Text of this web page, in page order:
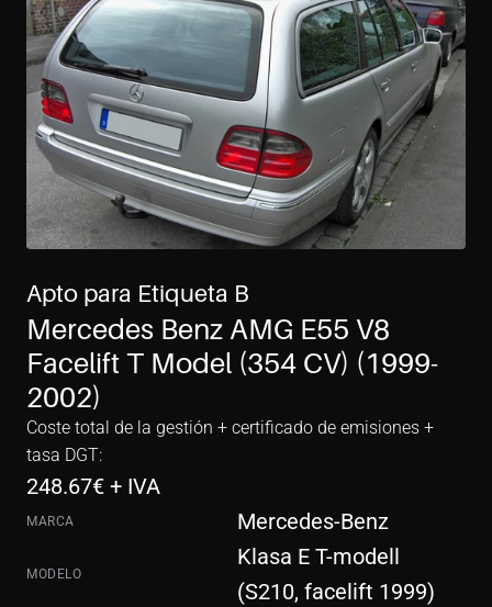
Apto para Etiqueta B
Mercedes Benz AMG E55 V8
Facelift T Model (354 CV) (1999-
2002)
Coste total de la gestión + certificado de emisiones +
tasa DGT:
248.67€ + IVA
MARCA Mercedes-Benz
MODELO
Klasa E T-modell